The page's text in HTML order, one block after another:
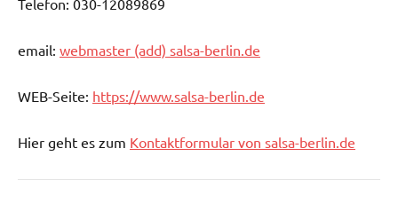
Telefon: 030-12089869
email: webmaster (add) salsa-berlin.de
WEB-Seite: https://www.salsa-berlin.de
Hier geht es zum Kontaktformular von salsa-berlin.de